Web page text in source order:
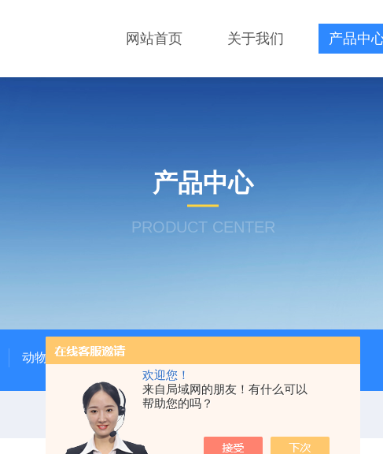
欢迎您！
来自局域网的朋友！有什么可以
帮助您的吗？
网站首页 关于我们 产品中
产品中心
PRODUCT CENTER
动物实验外包 北京